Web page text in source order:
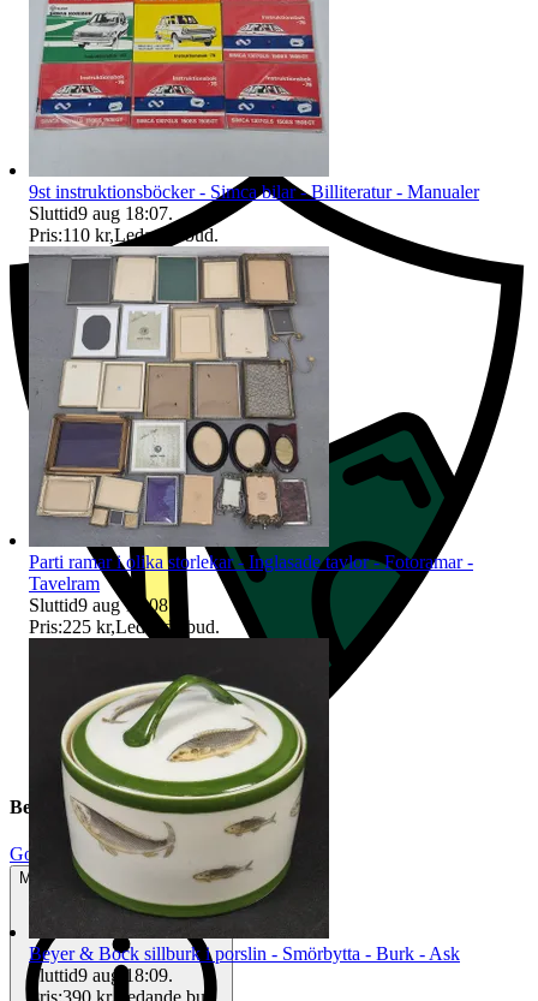
Ersättning om du inte får din vara
Beskrivning
Gott använt skick
Mindre tecken på användning
9st instruktionsböcker - Simca bilar - Billiteratur - Manualer
Sluttid9 aug 18:07.
Pris:110 kr,Ledande bud.
Parti ramar i olika storlekar - Inglasade tavlor - Fotoramar -
Tavelram
Sluttid9 aug 18:08.
Pris:225 kr,Ledande bud.
Beyer & Bock sillburk i porslin - Smörbytta - Burk - Ask
Sluttid9 aug 18:09.
Pris:390 kr, Ledande bud .